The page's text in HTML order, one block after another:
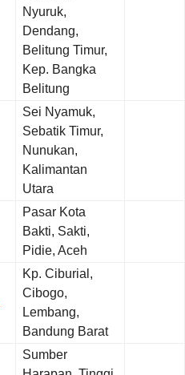
Nyuruk,
Dendang,
Belitung Timur,
Kep. Bangka
Belitung
Sei Nyamuk,
Sebatik Timur,
Nunukan,
Kalimantan
Utara
Pasar Kota
Bakti, Sakti,
Pidie, Aceh
Kp. Ciburial,
Cibogo,
Lembang,
Bandung Barat
Sumber